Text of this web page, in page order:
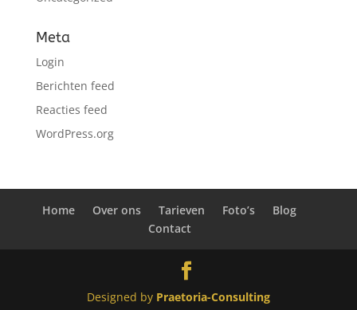
Meta
Login
Berichten feed
Reacties feed
WordPress.org
Home Over ons Tarieven Foto’s
Blog
Contact
Designed by Praetoria-Consulting